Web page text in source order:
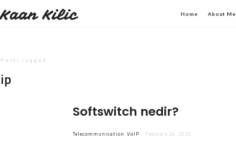
Kaan Kilic Home About Me
Posts tagged
ip
Softswitch nedir?
Telecommunication VoIP February 24, 2020